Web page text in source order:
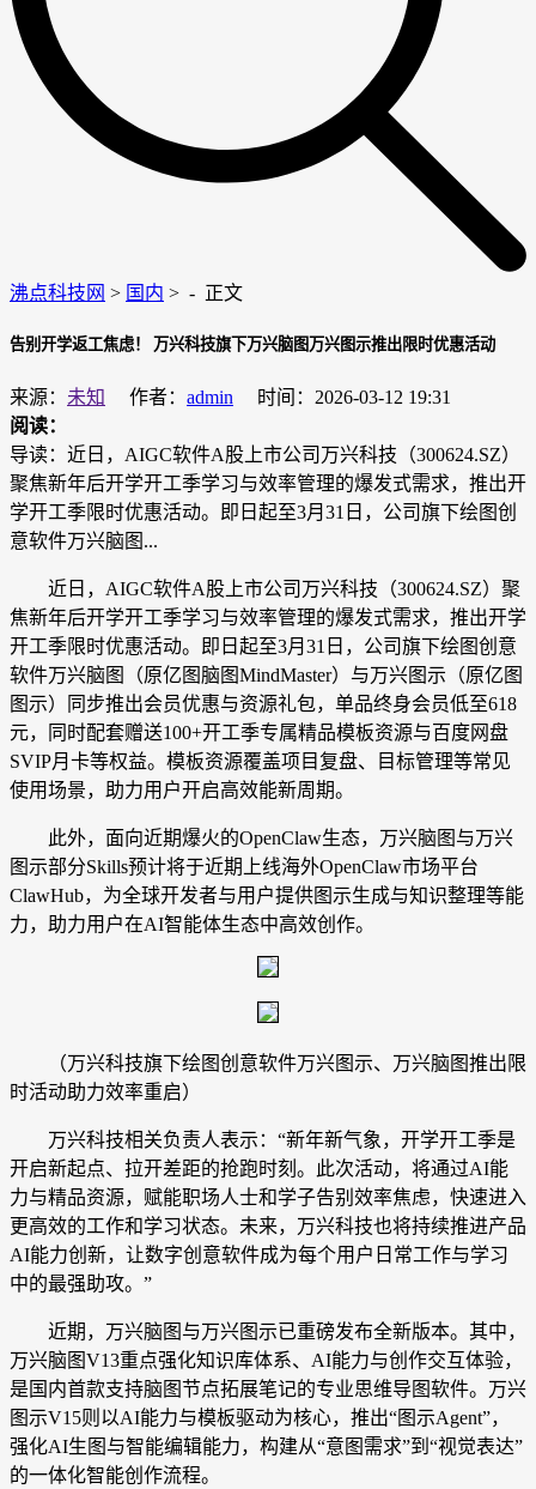
沸点科技网 > 国内 > - 正文
告别开学返工焦虑！ 万兴科技旗下万兴脑图万兴图示推出限时优惠活动
来源： 未知 作者： admin
时间：2026-03-12 19:31
阅读：
导读：近日，AIGC软件A股上市公司万兴科技（300624.SZ）
聚焦新年后开学开工季学习与效率管理的爆发式需求，推出开
学开工季限时优惠活动。即日起至3月31日，公司旗下绘图创
意软件万兴脑图...
近日，AIGC软件A股上市公司万兴科技（300624.SZ）聚
焦新年后开学开工季学习与效率管理的爆发式需求，推出开学
开工季限时优惠活动。即日起至3月31日，公司旗下绘图创意
软件万兴脑图（原亿图脑图MindMaster）与万兴图示（原亿图
图示）同步推出会员优惠与资源礼包，单品终身会员低至618
元，同时配套赠送100+开工季专属精品模板资源与百度网盘
SVIP月卡等权益。模板资源覆盖项目复盘、目标管理等常见
使用场景，助力用户开启高效能新周期。
此外，面向近期爆火的OpenClaw生态，万兴脑图与万兴
图示部分Skills预计将于近期上线海外OpenClaw市场平台
ClawHub，为全球开发者与用户提供图示生成与知识整理等能
力，助力用户在AI智能体生态中高效创作。
（万兴科技旗下绘图创意软件万兴图示、万兴脑图推出限
时活动助力效率重启）
万兴科技相关负责人表示：“新年新气象，开学开工季是
开启新起点、拉开差距的抢跑时刻。此次活动，将通过AI能
力与精品资源，赋能职场人士和学子告别效率焦虑，快速进入
更高效的工作和学习状态。未来，万兴科技也将持续推进产品
AI能力创新，让数字创意软件成为每个用户日常工作与学习
中的最强助攻。”
近期，万兴脑图与万兴图示已重磅发布全新版本。其中，
万兴脑图V13重点强化知识库体系、AI能力与创作交互体验，
是国内首款支持脑图节点拓展笔记的专业思维导图软件。万兴
图示V15则以AI能力与模板驱动为核心，推出“图示Agent”，
强化AI生图与智能编辑能力，构建从“意图需求”到“视觉表达”
的一体化智能创作流程。